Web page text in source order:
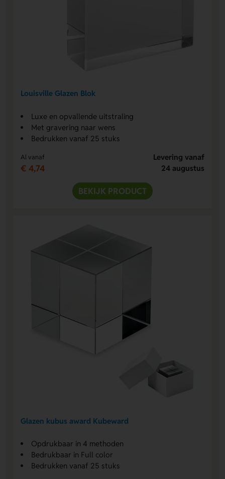
Louisville Glazen Blok
Luxe en opvallende uitstraling
Met gravering naar wens
Bedrukken vanaf 25 stuks
Al vanaf
€ 4,74
Levering vanaf
24 augustus
BEKIJK PRODUCT
Glazen kubus award Kubeward
Opdrukbaar in 4 methoden
Bedrukbaar in Full color
Bedrukken vanaf 25 stuks